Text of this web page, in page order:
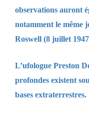
observations auront
notamment le même
Roswell (8 juillet
L’ufologue Preston
profondes existent
bases extraterrestres.